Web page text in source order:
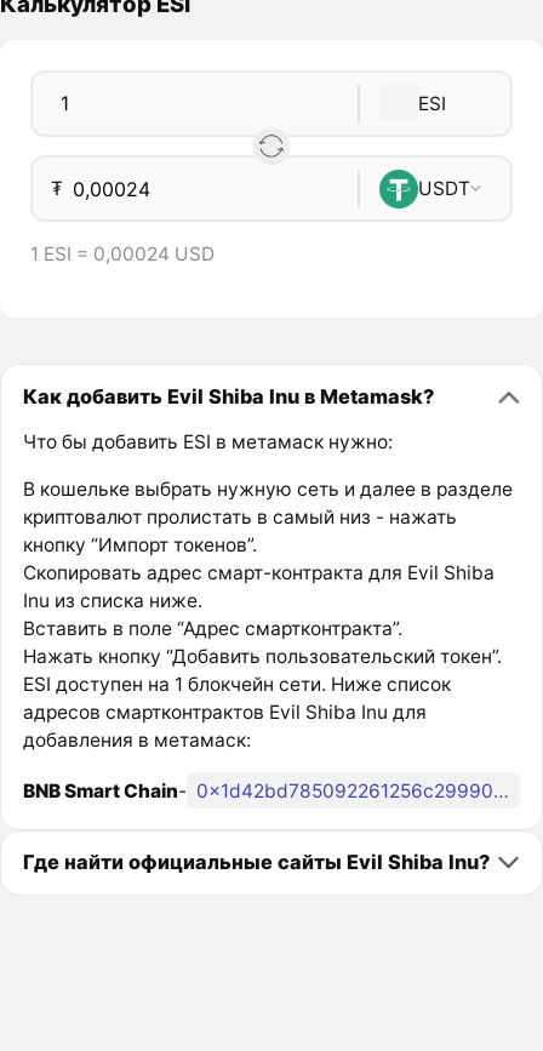
ESI
₮ USDT
1 ESI = 0,00024 USD
Как добавить Evil Shiba Inu в Metamask?
Что бы добавить ESI в метамаск нужно:
В кошельке выбрать нужную сеть и далее в разделе
криптовалют пролистать в самый низ - нажать
кнопку “Импорт токенов”.
Скопировать адрес смарт-контракта для Evil Shiba
Inu из списка ниже.
Вставить в поле “Адрес смартконтракта”.
Нажать кнопку “Добавить пользовательский токен”.
ESI доступен на 1 блокчейн сети. Ниже список
адресов смартконтрактов Evil Shiba Inu для
добавления в метамаск:
BNB Smart Chain- 0x1d42bd785092261256c29990e029b8b79611d705
Где найти официальные сайты Evil Shiba Inu?